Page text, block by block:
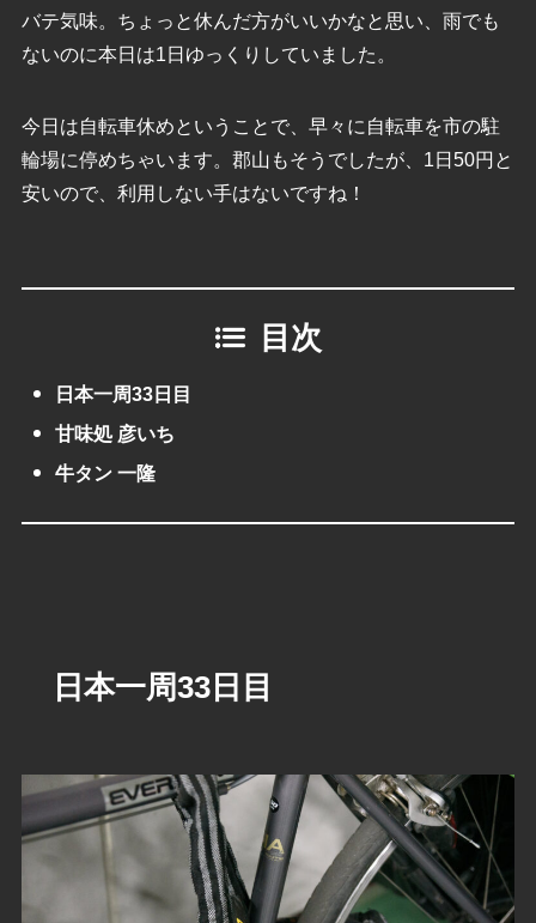
バテ気味。ちょっと休んだ方がいいかなと思い、雨でも
ないのに本日は1日ゆっくりしていました。
今日は自転車休めということで、早々に自転車を市の駐
輪場に停めちゃいます。郡山もそうでしたが、1日50円と
安いので、利用しない手はないですね！
目次
日本一周33日目
甘味処 彦いち
牛タン 一隆
日本一周33日目